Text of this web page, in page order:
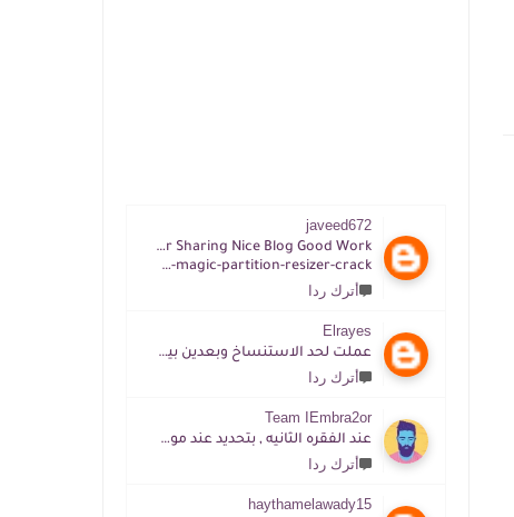
javeed672
Thanks For Sharing Nice Blog Good Work
https://tijacrack.com/im-magic-partition-resizer-crack
أترك ردا
Elrayes
عملت لحد الاستنساخ وبعدين بيقول غلط ممكن افهم ازاي
أترك ردا
Team IEmbra2or
عند الفقره الثانيه , بتحديد عند موقع المطور الرابط موجود
أترك ردا
haythamelawady15